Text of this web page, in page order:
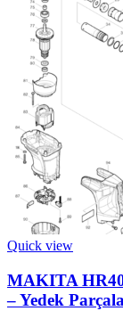
Quick view
MAKITA
– Yedek